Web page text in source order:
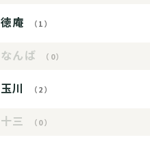
徳庵 （1）
なんば （0）
玉川 （2）
十三 （0）